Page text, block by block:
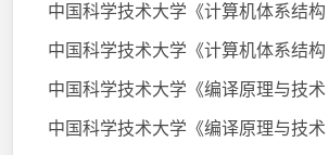
中国科学技术大学《计算机体系结构
中国科学技术大学《计算机体系结构
中国科学技术大学《编译原理与技术
中国科学技术大学《编译原理与技术